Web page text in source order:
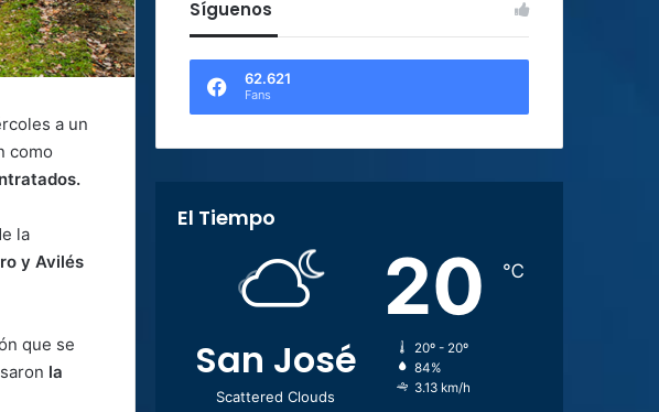
a un
como
la
y Avilés
que se
la
Síguenos
62.621
Fans
El Tiempo
San José
Scattered Clouds
20 ℃
20º - 20º
84%
3.13 km/h